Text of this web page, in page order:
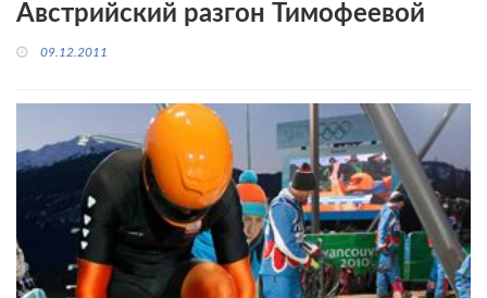
Австрийский разгон Тимофеевой
09.12.2011